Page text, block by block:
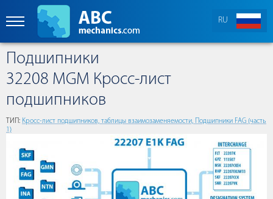
RU
Подшипники
32208 MGM Кросс-лист
подшипников
ТИП: Кросс-лист подшипников, таблицы взаимозаменяемости, Подшипники FAG (часть
1)